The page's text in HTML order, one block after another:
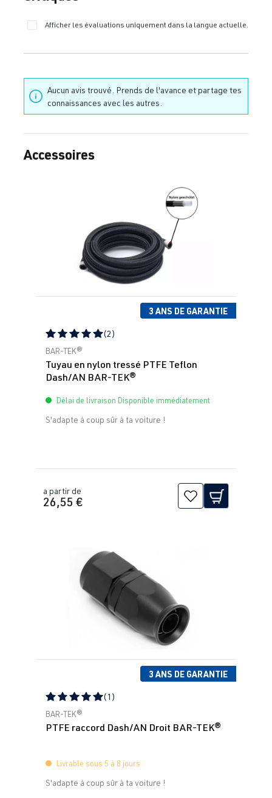
Afficher les évaluations uniquement dans la langue actuelle.
Aucun avis trouvé. Prends de l'avance et partage tes
connaissances avec les autres.
Ignorer la galerie de produits
Accessoires
3 ANS DE GARANTIE
Note moyenne de 5 sur 5 étoiles
(2)
BAR-TEK®
Tuyau en nylon tressé PTFE Teflon
Dash/AN BAR-TEK®
Délai de livraison Disponible immédiatement
S'adapte à coup sûr à ta voiture !
a partir de
26,55 €
3 ANS DE GARANTIE
Note moyenne de 5 sur 5 étoiles
(1)
BAR-TEK®
PTFE raccord Dash/AN Droit BAR-TEK®
Livrable sous 5 à 8 jours
S'adapte à coup sûr à ta voiture !